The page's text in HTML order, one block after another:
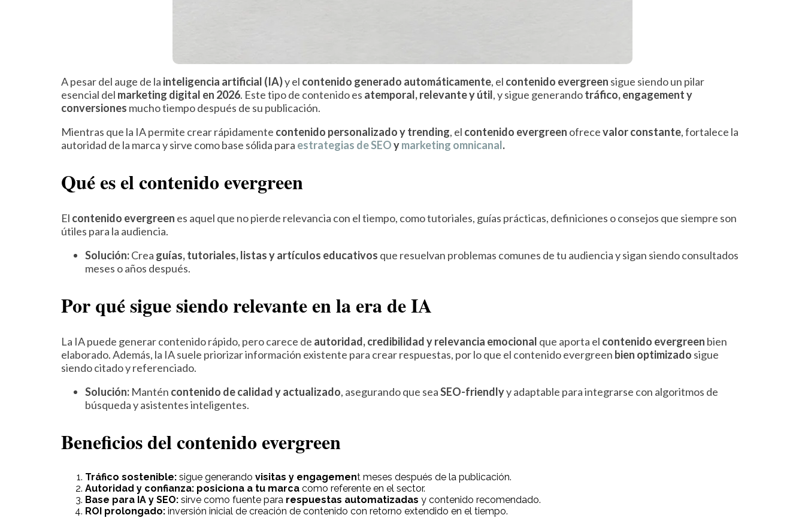
A pesar del auge de la inteligencia artificial (IA)y el contenido generado automáticamente, el contenido evergreen sigue siendo un pilar
esencial del marketing digital en 2026. Este tipo de contenido es atemporal, relevante y útil, y sigue generandotráfico, engagement y
conversiones mucho tiempo después de su publicación.
Mientras que la IA permite crear rápidamente contenido personalizado y trending, el contenido evergreen ofrecevalor constante, fortalece la
autoridad de la marca y sirve como base sólida para estrategias de SEOymarketing omnicanal.
Qué es el contenido evergreen
El contenido evergreen es aquel que no pierde relevancia con el tiempo, como tutoriales, guías prácticas, definiciones o consejos que siempre son
útiles para la audiencia.
Solución:Crea guías, tutoriales, listas y artículos educativos que resuelvan problemas comunes de tu audiencia y sigan siendo consultados
meses o años después.
Por qué sigue siendo relevante en la era de IA
La IA puede generar contenido rápido, pero carece de autoridad, credibilidad y relevancia emocional que aporta el contenido evergreen bien
elaborado. Además, la IA suele priorizar información existente para crear respuestas, por lo que el contenido evergreen bien optimizado sigue
siendo citado y referenciado.
Solución: Mantén contenido de calidad y actualizado, asegurando que seaSEO-friendlyy adaptable para integrarse con algoritmos de
búsqueda y asistentes inteligentes.
Beneficios del contenido evergreen
Tráfico sostenible: sigue generando visitas y engagement meses después de la publicación.
Autoridad y confianza: posiciona a tu marca como referente en el sector.
Base para IA y SEO: sirve como fuente para respuestas automatizadas y contenido recomendado.
ROI prolongado: inversión inicial de creación de contenido con retorno extendido en el tiempo.